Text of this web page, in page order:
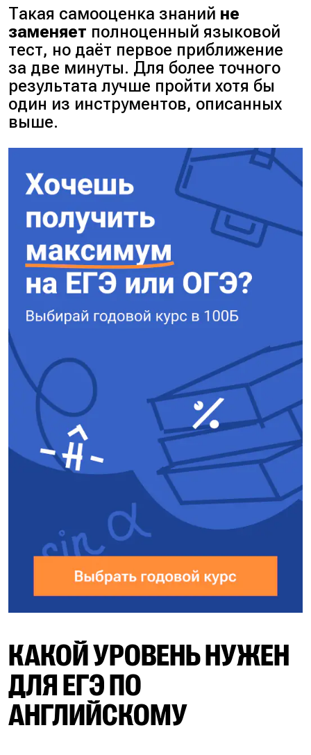
Такая самооценка знаний не
заменяет полноценный языковой
тест, но даёт первое приближение
за две минуты. Для более точного
результата лучше пройти хотя бы
один из инструментов, описанных
выше.
КАКОЙ УРОВЕНЬ НУЖЕН
ДЛЯ ЕГЭ ПО
АНГЛИЙСКОМУ